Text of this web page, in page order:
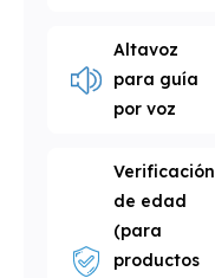
Altavoz
para guía
por voz
Verificación
de edad
(para
productos